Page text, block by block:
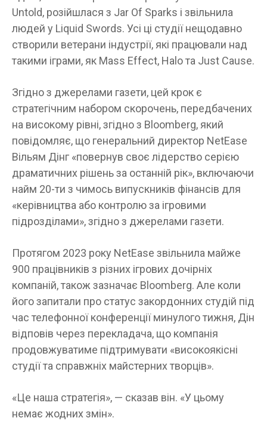
Untold, розійшлася з Jar Of Sparks і звільнила
людей у ​​Liquid Swords. Усі ці студії нещодавно
створили ветерани індустрії, які працювали над
такими іграми, як Mass Effect, Halo та Just Cause.
Згідно з джерелами газети, цей крок є
стратегічним набором скорочень, передбачених
на високому рівні, згідно з Bloomberg, який
повідомляє, що генеральний директор NetEase
Вільям Дінг «повернув своє лідерство серією
драматичних рішень за останній рік», включаючи
найм 20-ти з чимось випускників фінансів для
«керівництва або контролю за ігровими
підрозділами», згідно з джерелами газети.
Протягом 2023 року NetEase звільнила майже
900 працівників з різних ігрових дочірніх
компаній, також зазначає Bloomberg. Але коли
його запитали про статус закордонних студій під
час телефонної конференції минулого тижня, Дін
відповів через перекладача, що компанія
продовжуватиме підтримувати «високоякісні
студії та справжніх майстерних творців».
«Це наша стратегія», — сказав він. «У цьому
немає жодних змін».